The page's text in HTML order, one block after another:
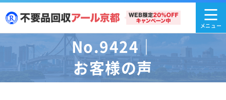
No.9424｜
お客様の声